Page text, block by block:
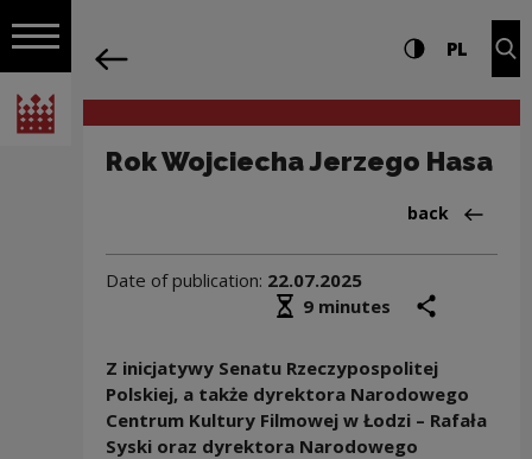
Open navigation
National Centre for Culture Poland
Navigation Settings and search
High contrast
PL
Rok Wojciecha Jerzego Hasa
Back
back
Date of publication: 22.07.2025
Średni czas czytania
9 minutes
Z inicjatywy Senatu Rzeczypospolitej
Polskiej, a także dyrektora Narodowego
Centrum Kultury Filmowej w Łodzi – Rafała
Syski oraz dyrektora Narodowego